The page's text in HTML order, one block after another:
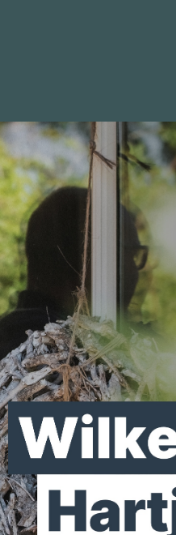
MANDATE
die Mitglieder
alle
warum sie
Heute
der CDU-
unsere